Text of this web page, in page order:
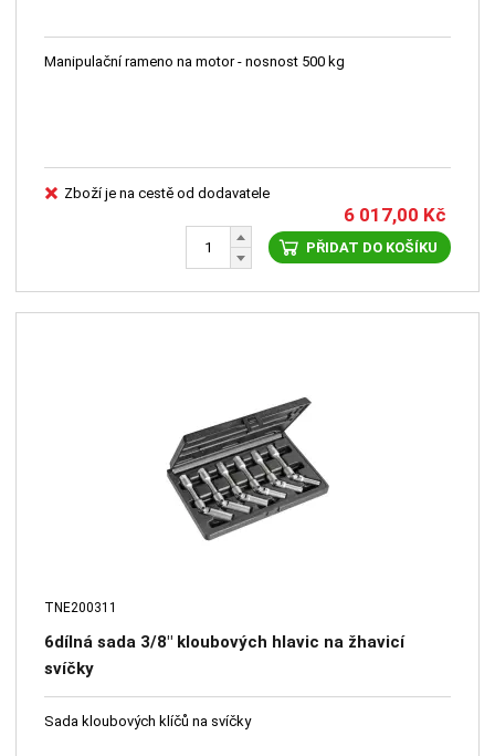
Manipulační rameno na motor - nosnost 500 kg
Zboží je na cestě od dodavatele
6 017,00 Kč
PŘIDAT DO KOŠÍKU
TNE200311
6dílná sada 3/8" kloubových hlavic na žhavicí
svíčky
Sada kloubových klíčů na svíčky